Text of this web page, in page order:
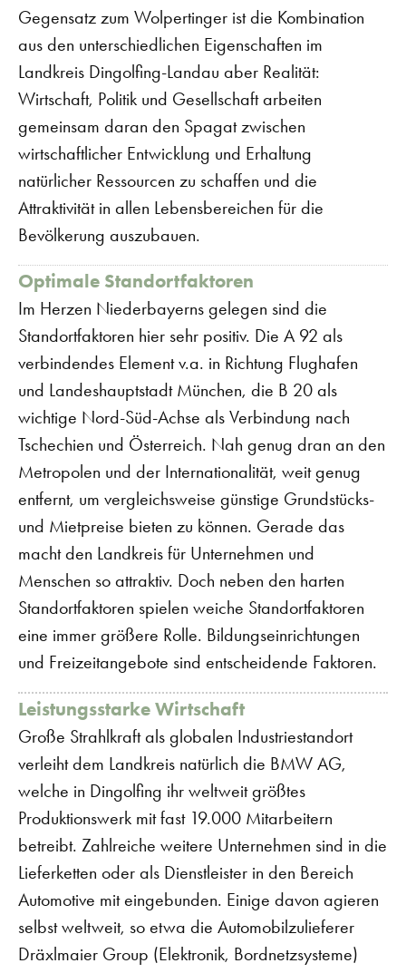
Gegensatz zum Wolpertinger ist die Kombination
aus den unterschiedlichen Eigenschaften im
Landkreis Dingolfing-Landau aber Realität:
Wirtschaft, Politik und Gesellschaft arbeiten
gemeinsam daran den Spagat zwischen
wirtschaftlicher Entwicklung und Erhaltung
natürlicher Ressourcen zu schaffen und die
Attraktivität in allen Lebensbereichen für die
Bevölkerung auszubauen.
Optimale Standortfaktoren
Im Herzen Niederbayerns gelegen sind die
Standortfaktoren hier sehr positiv. Die A 92 als
verbindendes Element v.a. in Richtung Flughafen
und Landeshauptstadt München, die B 20 als
wichtige Nord-Süd-Achse als Verbindung nach
Tschechien und Österreich. Nah genug dran an den
Metropolen und der Internationalität, weit genug
entfernt, um vergleichsweise günstige Grundstücks-
und Mietpreise bieten zu können. Gerade das
macht den Landkreis für Unternehmen und
Menschen so attraktiv. Doch neben den harten
Standortfaktoren spielen weiche Standortfaktoren
eine immer größere Rolle. Bildungseinrichtungen
und Freizeitangebote sind entscheidende Faktoren.
Leistungsstarke Wirtschaft
Große Strahlkraft als globalen Industriestandort
verleiht dem Landkreis natürlich die BMW AG,
welche in Dingolfing ihr weltweit größtes
Produktionswerk mit fast 19.000 Mitarbeitern
betreibt. Zahlreiche weitere Unternehmen sind in die
Lieferketten oder als Dienstleister in den Bereich
Automotive mit eingebunden. Einige davon agieren
selbst weltweit, so etwa die Automobilzulieferer
Dräxlmaier Group (Elektronik, Bordnetzsysteme)